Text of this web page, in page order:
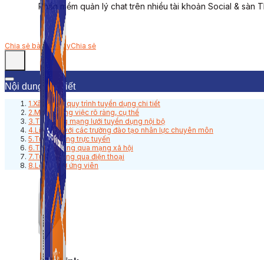
Phần mềm quản lý chat trên nhiều tài khoản Social & sàn
Chia sẻ bài viết nàyChia sẻ
Nội dung bài viết
1.Xây dựng quy trình tuyển dụng chi tiết
2.Mô tả công việc rõ ràng, cụ thể
3.Tận dụng mạng lưới tuyển dụng nội bộ
4.Liên kết với các trường đào tạo nhân lực chuyên môn
5.Tuyển dụng trực tuyến
6.Tuyển dụng qua mạng xã hội
7.Tuyển dụng qua điện thoại
8.Lọc hồ sơ ứng viên